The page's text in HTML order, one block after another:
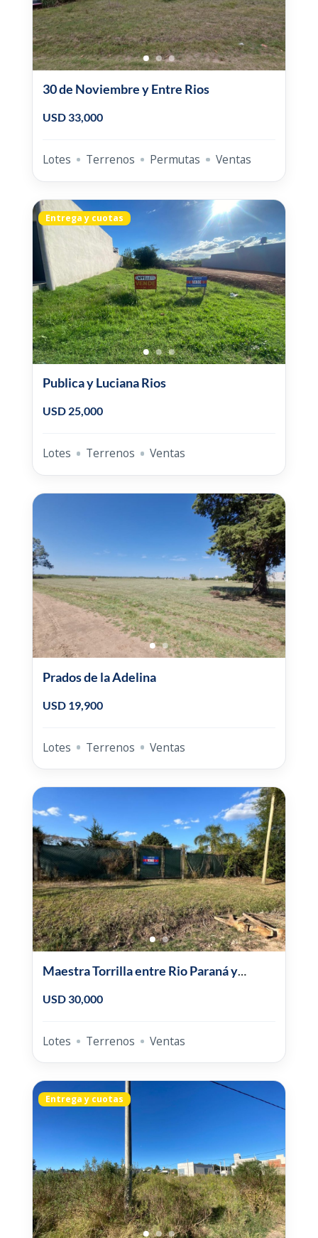
30 de Noviembre y Entre Rios
USD 33,000
Lotes Terrenos Permutas Ventas
Entrega y cuotas
Publica y Luciana Rios
USD 25,000
Lotes Terrenos Ventas
Prados de la Adelina
USD 19,900
Lotes Terrenos Ventas
Maestra Torrilla entre Rio Paraná y
USD 30,000
Lotes Terrenos Ventas
Entrega y cuotas